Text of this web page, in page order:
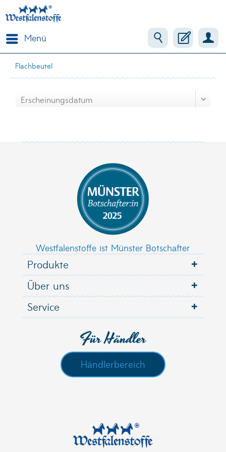
Menü
Flachbeutel
Westfalenstoffe ist Münster Botschafter
Produkte
Über uns
Service
Für Händler
Händlerbereich